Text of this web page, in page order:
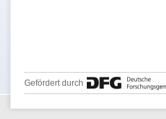
Gefördert durch